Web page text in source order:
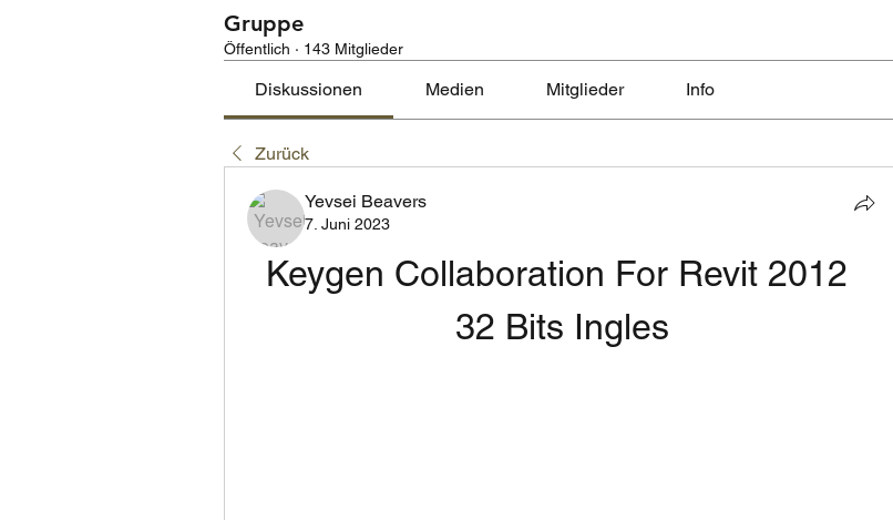
Gruppe
Öffentlich · 143 Mitglieder
Diskussionen Medien Mitglieder Info
Zurück
Yevsei Beavers
7. Juni 2023
Keygen Collaboration For Revit 2012
32 Bits Ingles